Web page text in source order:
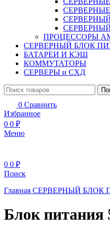
СЕРВЕРНЫЙ
СЕРВЕРНЫЙ
ПРОЦЕССОРЫ
СЕРВЕРНЫЙ БЛОК
БАТАРЕИ И КЭШ
КОММУТАТОРЫ
СЕРВЕРЫ и СХД
0 Сравнить
Избранное
0 0 ₽
Меню
0 0 ₽
Поиск
Главная СЕРВЕРНЫЙ БЛОК
Блок питания